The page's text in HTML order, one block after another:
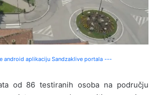
android aplikaciju Sandzaklive portala ---
od 86 testiranih osoba na području